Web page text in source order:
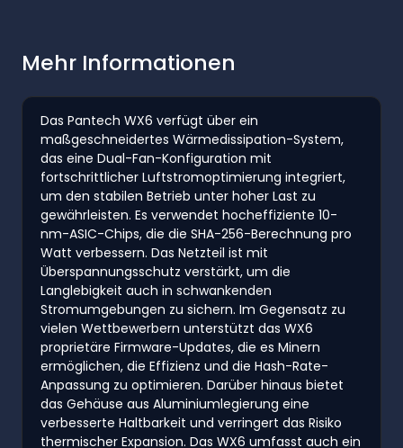
Mehr Informationen
Das Pantech WX6 verfügt über ein
maßgeschneidertes Wärmedissipation-System,
das eine Dual-Fan-Konfiguration mit
fortschrittlicher Luftstromoptimierung integriert,
um den stabilen Betrieb unter hoher Last zu
gewährleisten. Es verwendet hocheffiziente 10-
nm-ASIC-Chips, die die SHA-256-Berechnung pro
Watt verbessern. Das Netzteil ist mit
Überspannungsschutz verstärkt, um die
Langlebigkeit auch in schwankenden
Stromumgebungen zu sichern. Im Gegensatz zu
vielen Wettbewerbern unterstützt das WX6
proprietäre Firmware-Updates, die es Minern
ermöglichen, die Effizienz und die Hash-Rate-
Anpassung zu optimieren. Darüber hinaus bietet
das Gehäuse aus Aluminiumlegierung eine
verbesserte Haltbarkeit und verringert das Risiko
thermischer Expansion. Das WX6 umfasst auch ein